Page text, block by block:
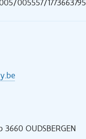
005557/1773663795
OUDSBERGEN